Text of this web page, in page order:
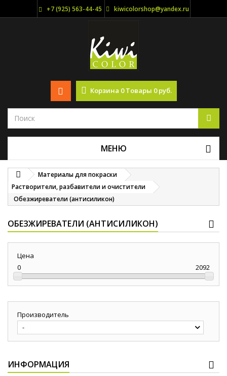
+7 (925) 563-44-45 kiwicolorshop@yandex.ru
Корзина 0 Товары 0 руб.
МЕНЮ
Материалы для покраски
Растворители, разбавители и очистители
Обезжиреватели (антисиликон)
ОБЕЗЖИРЕВАТЕЛИ (АНТИСИЛИКОН)
Цена
0
2092
Производитель
-
ИНФОРМАЦИЯ